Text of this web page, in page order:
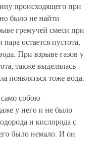
происходящего при
было не найти
гремучей смеси при
остается пустота,
При взрыве газов у
также выделялась
появляться тоже вода.
собою
у него и не было
и кислорода с
было немало. И он